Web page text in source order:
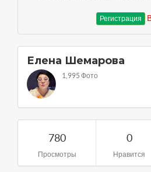
Регистрация
Елена Шемарова
1,995 Фото
780
Просмотры
0
Нравится